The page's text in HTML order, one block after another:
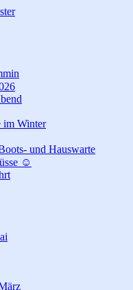
im Winter
und Hauswarte
☺